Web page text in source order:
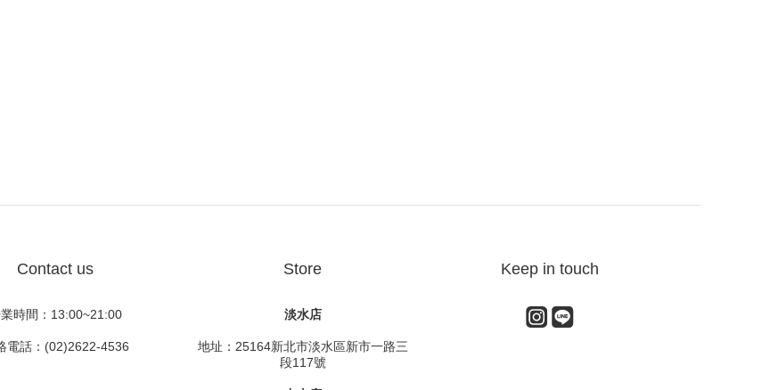
Contact us
時間：13:00~21:00
電話：(02)2622-4536
Store
淡水店
地址：25164新北市淡水區新市一路三
段117號
Keep in touch